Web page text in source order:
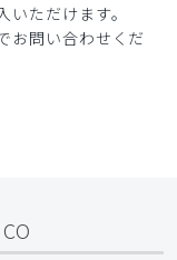
ただけます。
お問い合わせくだ